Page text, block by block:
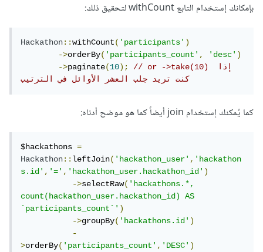
بإمكانك إستخدام التابع withCount لتحقيق ذلك:
Hackathon::withCount('participants')
->orderBy('participants_count', 'desc')
->paginate(10);
// or ->take(10) إذا
كنت تريد جلب العشر الأوائل في الترتيب
كما يُمكنك إستخدام join أيضاً كما هو موضح أدناه:
$hackathons =
Hackathon::leftJoin('hackathon_user','hackathon
s.id','=','hackathon_user.hackathon_id')
->selectRaw('hackathons.*,
count(hackathon_user.hackathon_id) AS
`participants_count`')
->groupBy('hackathons.id')
-
>orderBy('participants_count','DESC')